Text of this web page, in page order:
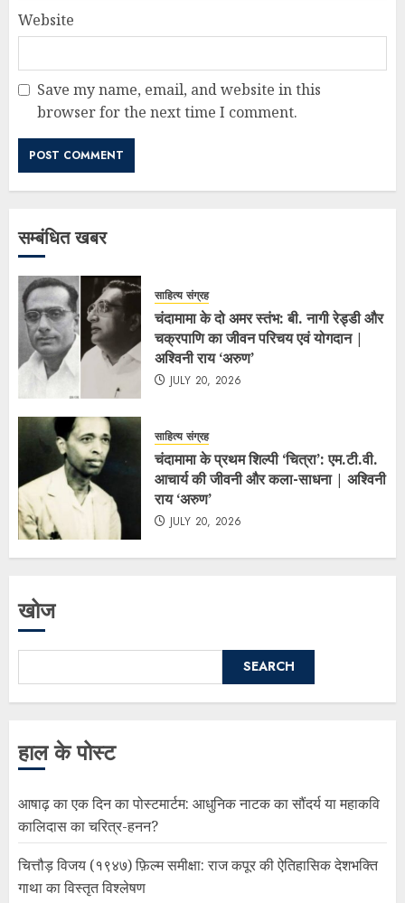
Website
Save my name, email, and website in this
browser for the next time I comment.
सम्बंधित खबर
साहित्य संग्रह
चंदामामा के दो अमर स्तंभ: बी. नागी रेड्डी और
चक्रपाणि का जीवन परिचय एवं योगदान |
अश्विनी राय ‘अरुण’
JULY 20, 2026
साहित्य संग्रह
चंदामामा के प्रथम शिल्पी ‘चित्रा’: एम.टी.वी.
आचार्य की जीवनी और कला-साधना | अश्विनी
राय ‘अरुण’
JULY 20, 2026
खोज
SEARCH
हाल के पोस्ट
आषाढ़ का एक दिन का पोस्टमार्टम: आधुनिक नाटक का सौंदर्य या महाकवि
कालिदास का चरित्र-हनन?
चित्तौड़ विजय (१९४७) फ़िल्म समीक्षा: राज कपूर की ऐतिहासिक देशभक्ति
गाथा का विस्तृत विश्लेषण